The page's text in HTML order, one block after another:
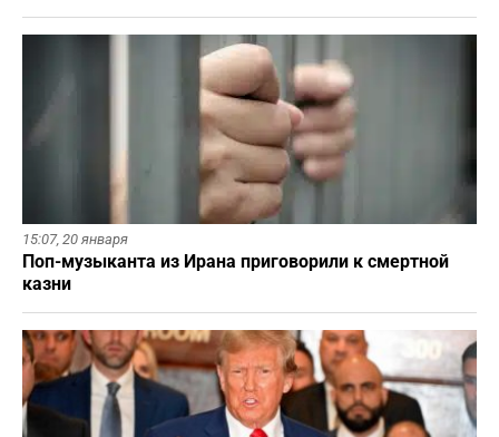
15:07, 20 января
Поп-музыканта из Ирана приговорили к смертной
казни